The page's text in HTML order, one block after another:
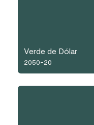
Verde de Dólar
2050-20